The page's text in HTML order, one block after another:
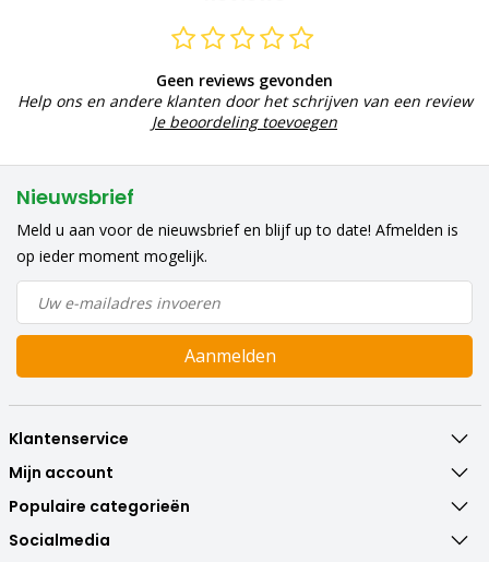
Geen reviews gevonden
Help ons en andere klanten door het schrijven van een review
Je beoordeling toevoegen
Nieuwsbrief
Meld u aan voor de nieuwsbrief en blijf up to date! Afmelden is
op ieder moment mogelijk.
Aanmelden
Klantenservice
Mijn account
Populaire categorieën
Socialmedia